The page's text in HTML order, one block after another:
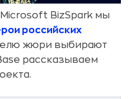
BizSpark мы
российских
жюри выбирают
рассказываем